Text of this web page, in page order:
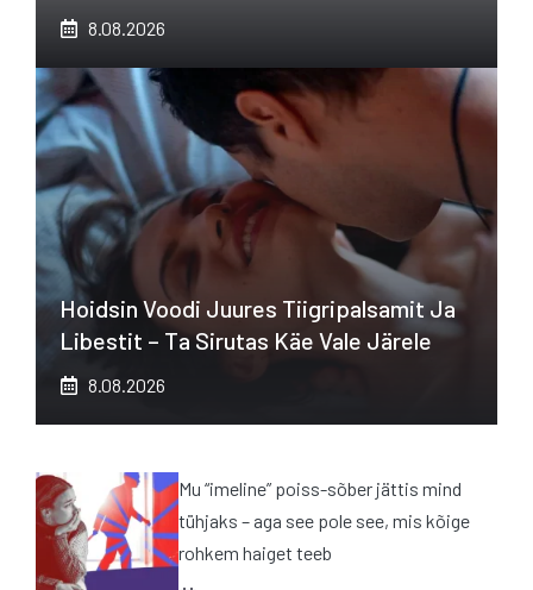
8.08.2026
Hoidsin Voodi Juures Tiigripalsamit Ja
Libestit – Ta Sirutas Käe Vale Järele
8.08.2026
Mu “imeline” poiss-sõber jättis mind
tühjaks – aga see pole see, mis kõige
rohkem haiget teeb